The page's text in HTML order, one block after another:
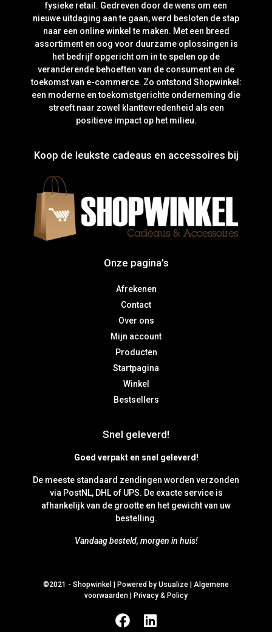
fysieke retail. Gedreven door de wens om een
nieuwe uitdaging aan te gaan, werd besloten de stap
naar een online winkel te maken. Met een breed
assortiment en oog voor duurzame oplossingen is
het bedrijf opgericht om in te spelen op de
veranderende behoeften van de consument en de
toekomst van e-commerce. Zo ontstond Shopwinkel:
een moderne en toekomstgerichte onderneming die
streeft naar zowel klanttevredenheid als een
positieve impact op het milieu.
Koop de leukste cadeaus en accessoires bij
Onze pagina’s
Afrekenen
Contact
Over ons
Mijn account
Producten
Startpagina
Winkel
Bestsellers
Snel geleverd!
Goed verpakt en snel geleverd!
De meeste standaard zendingen worden verzonden
via PostNL, DHL of UPS. De exacte service is
afhankelijk van de grootte en het gewicht van uw
bestelling.
Vandaag besteld, morgen in huis!
©2021 - Shopwinkel Powered by Usualize
Algemene
voorwaarden
Privacy & Policy